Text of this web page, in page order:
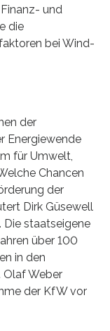
und
die
bei Wind-
der
Energiewende
für Umwelt,
Chancen
der
Dirk Güsewell
Die staatseigene
über 100
in den
Olaf Weber
der KfW vor